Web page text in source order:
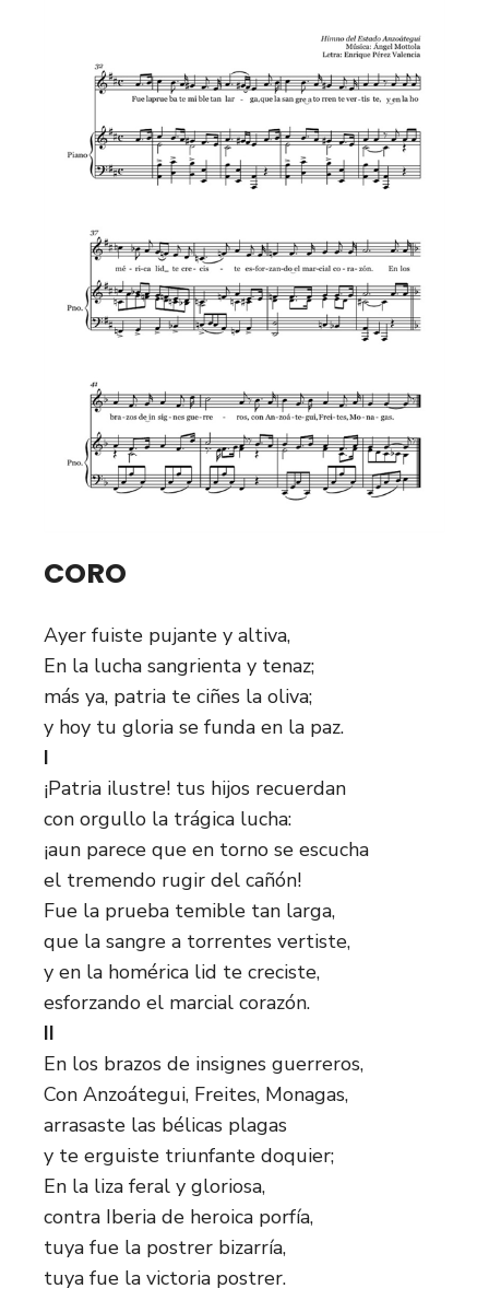
CORO
Ayer fuiste pujante y altiva,
En la lucha sangrienta y tenaz;
más ya, patria te ciñes la oliva;
y hoy tu gloria se funda en la paz.
I
¡Patria ilustre! tus hijos recuerdan
con orgullo la trágica lucha:
¡aun parece que en torno se escucha
el tremendo rugir del cañón!
Fue la prueba temible tan larga,
que la sangre a torrentes vertiste,
y en la homérica lid te creciste,
esforzando el marcial corazón.
II
En los brazos de insignes guerreros,
Con Anzoátegui, Freites, Monagas,
arrasaste las bélicas plagas
y te erguiste triunfante doquier;
En la liza feral y gloriosa,
contra Iberia de heroica porfía,
tuya fue la postrer bizarría,
tuya fue la victoria postrer.